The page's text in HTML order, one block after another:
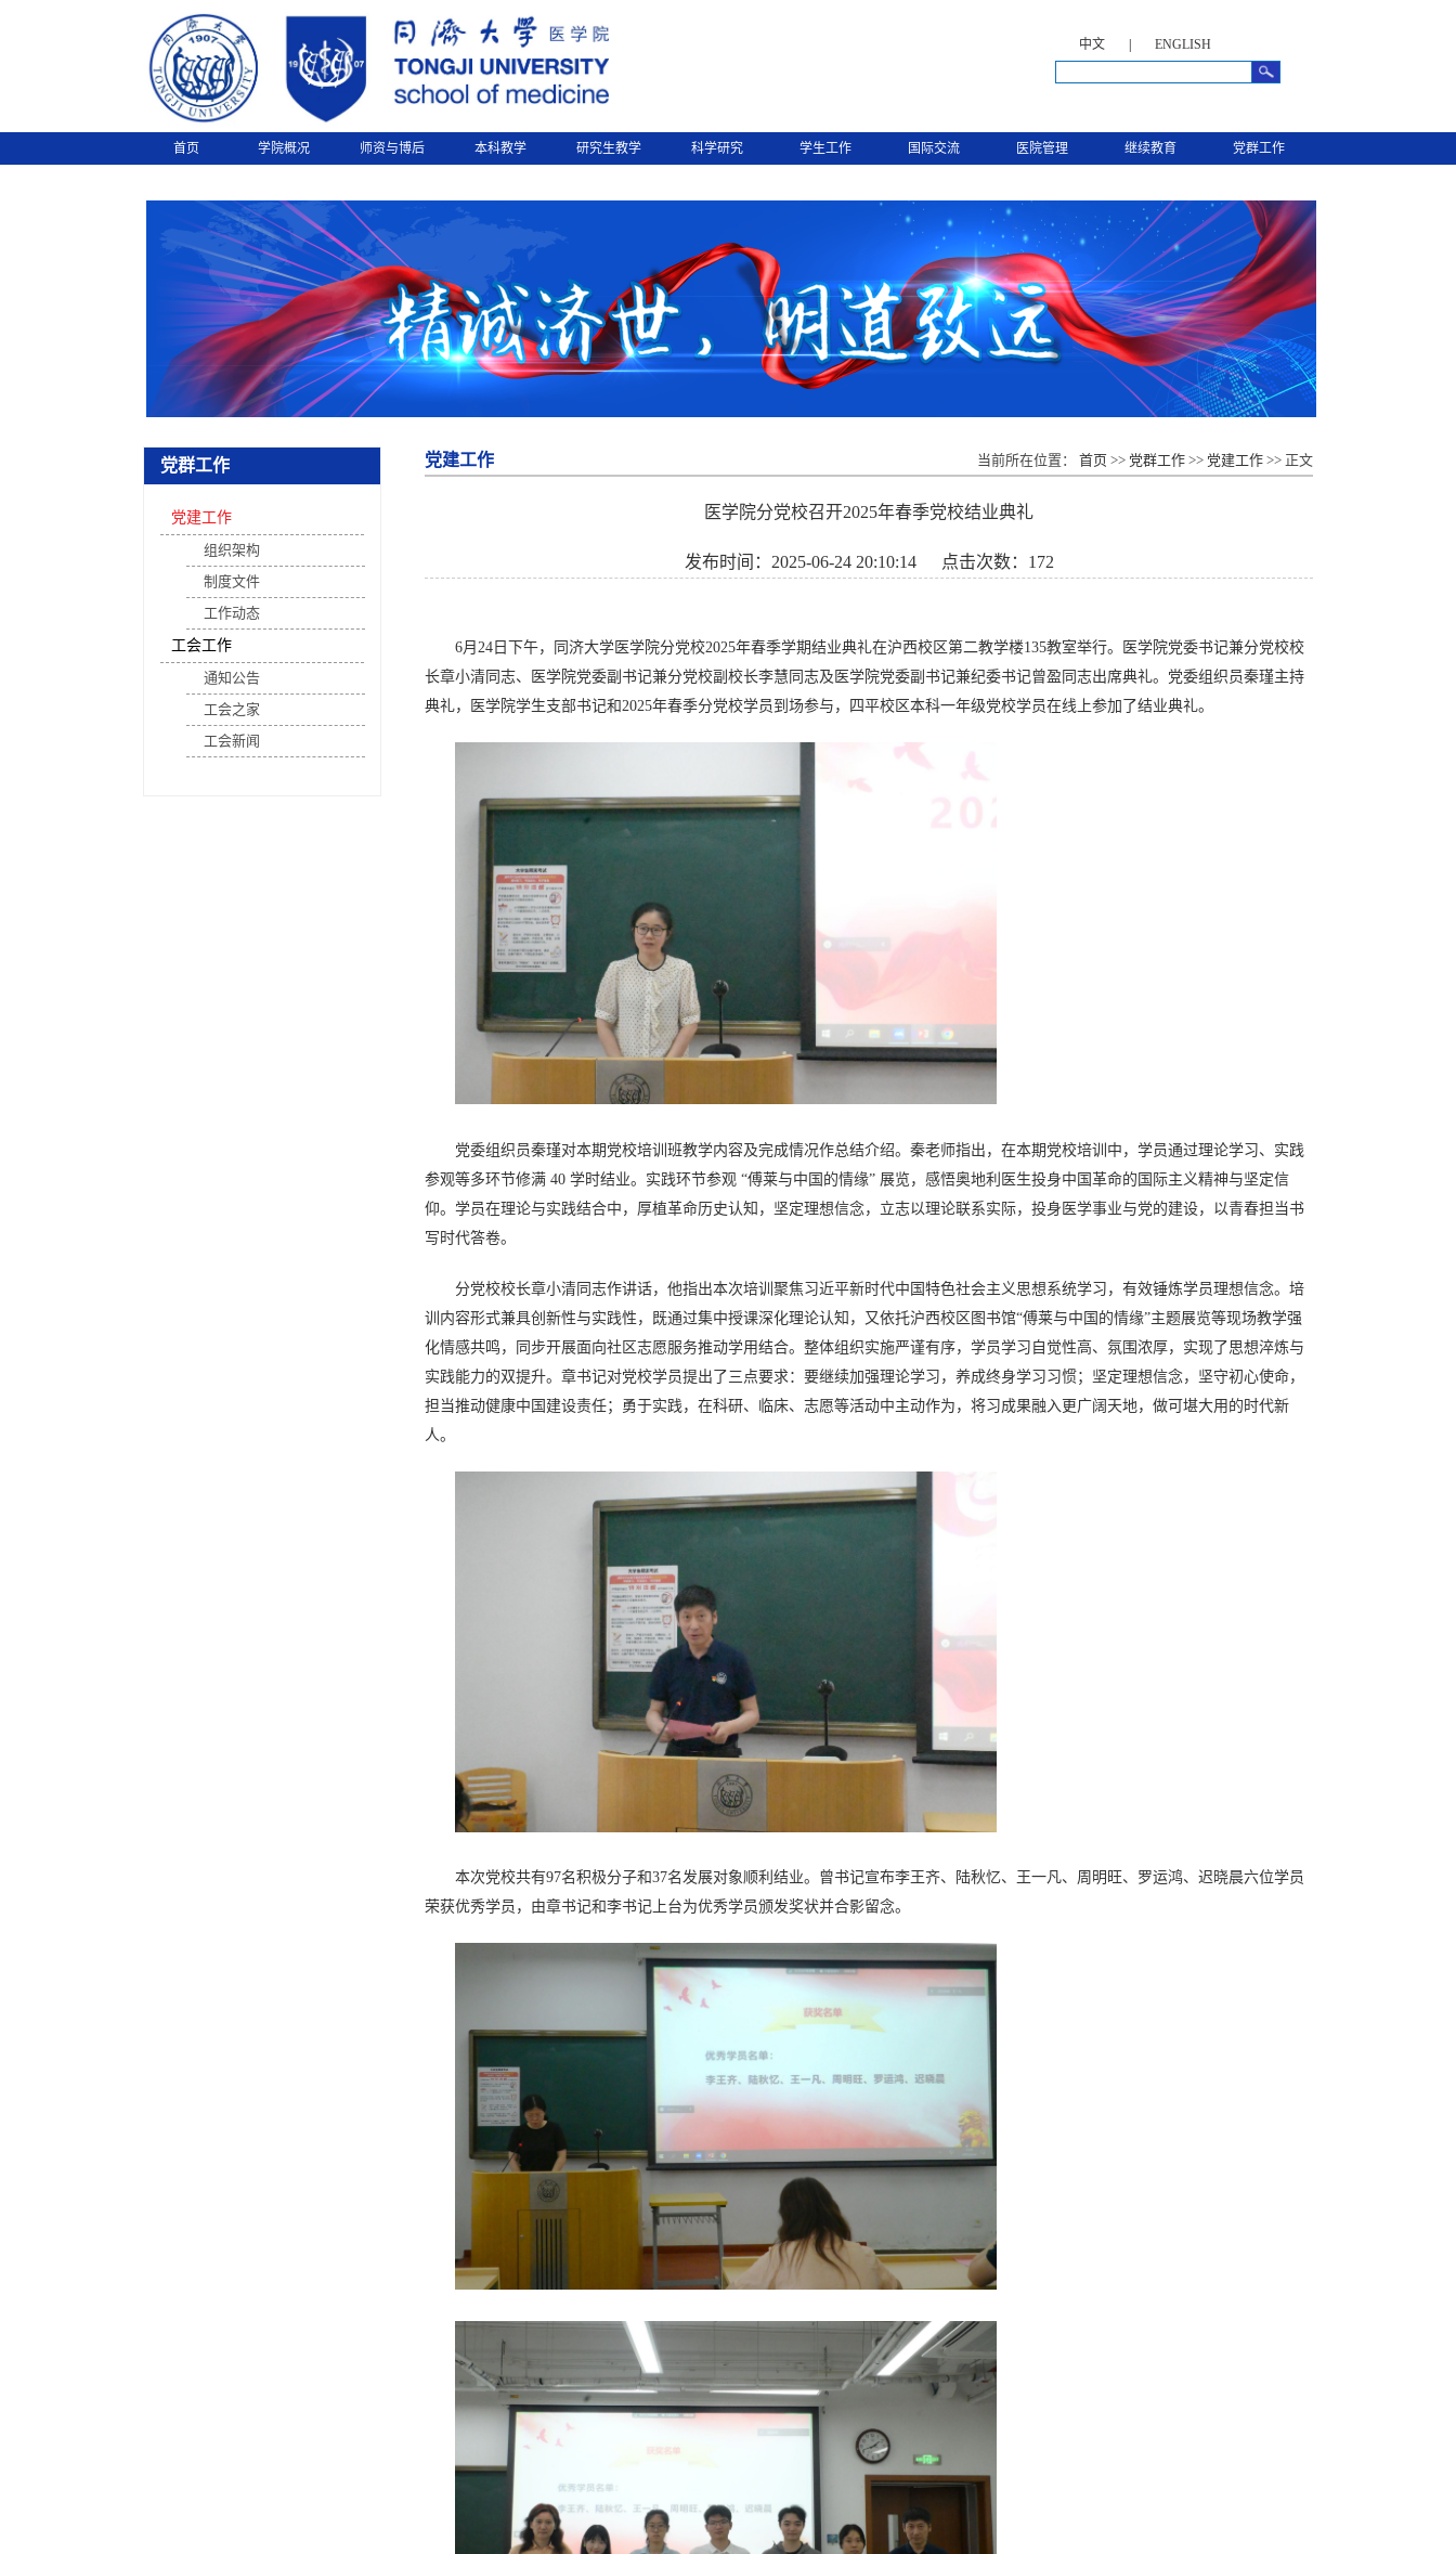
中文 ENGLISH
首页 学院概况 师资与博后 本科教学 研究生教学 科学研究 学生工作 国际交流 医院管理 继续教育 党群工作
党群工作
党建工作
组织架构
制度文件
工作动态
工会工作
通知公告
工会之家
工会新闻
党建工作 当前所在位置： 首页 >> 党群工作 >> 党建工作 >> 正文
医学院分党校召开2025年春季党校结业典礼
发布时间：2025-06-24 20:10:14 点击次数： 172
6月24日下午，同济大学医学院分党校2025年春季学期结业典礼在沪西校区第二教学楼135教室举行。医学院党委书记兼分党校校
长章小清同志、医学院党委副书记兼分党校副校长李慧同志及医学院党委副书记兼纪委书记曾盈同志出席典礼。党委组织员秦瑾主持
典礼，医学院学生支部书记和2025年春季分党校学员到场参与，四平校区本科一年级党校学员在线上参加了结业典礼。
党委组织员秦瑾对本期党校培训班教学内容及完成情况作总结介绍。秦老师指出，在本期党校培训中，学员通过理论学习、实践
参观等多环节修满 40 学时结业。实践环节参观 “傅莱与中国的情缘” 展览，感悟奥地利医生投身中国革命的国际主义精神与坚定信
仰。学员在理论与实践结合中，厚植革命历史认知，坚定理想信念，立志以理论联系实际，投身医学事业与党的建设，以青春担当书
写时代答卷。
分党校校长章小清同志作讲话，他指出本次培训聚焦习近平新时代中国特色社会主义思想系统学习，有效锤炼学员理想信念。培
训内容形式兼具创新性与实践性，既通过集中授课深化理论认知，又依托沪西校区图书馆“傅莱与中国的情缘”主题展览等现场教学强
化情感共鸣，同步开展面向社区志愿服务推动学用结合。整体组织实施严谨有序，学员学习自觉性高、氛围浓厚，实现了思想淬炼与
实践能力的双提升。章书记对党校学员提出了三点要求：要继续加强理论学习，养成终身学习习惯；坚定理想信念，坚守初心使命，
担当推动健康中国建设责任；勇于实践，在科研、临床、志愿等活动中主动作为，将习成果融入更广阔天地，做可堪大用的时代新
人。
本次党校共有97名积极分子和37名发展对象顺利结业。 曾书记宣布李王齐、陆秋忆、王一凡、周明旺、罗运鸿、迟晓晨六位学员
荣获优秀学员，由章书记和李书记上台为优秀学员颁发奖状并合影留念。